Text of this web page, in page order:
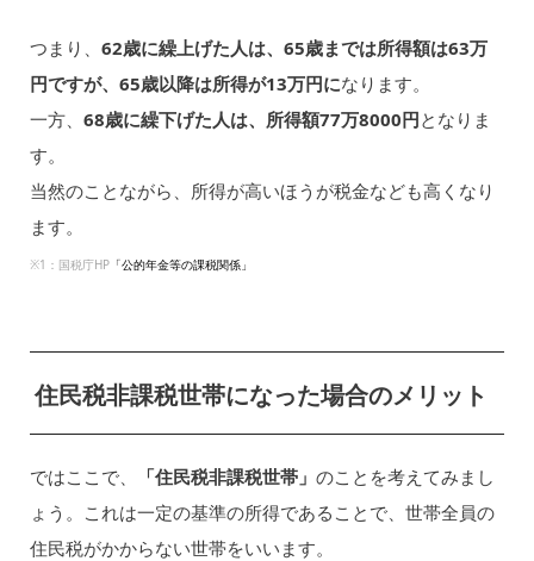
つまり、 62歳に繰上げた人は、65歳までは所得額は63万
円ですが、65歳以降は所得が13万円になります。
一方、 68歳に繰下げた人は、所得額77万8000円となりま
す。
当然のことながら、所得が高いほうが税金なども高くなり
ます。
※1：国税庁HP「公的年金等の課税関係」
住民税非課税世帯になった場合のメリット
ではここで、 「住民税非課税世帯」 のことを考えてみまし
ょう。これは一定の基準の所得であることで、世帯全員の
住民税がかからない世帯をいいます。